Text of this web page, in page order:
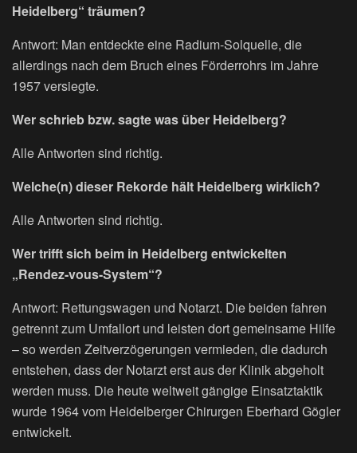
Heidelberg“ träumen?
Antwort: Man entdeckte eine Radium-Solquelle, die
allerdings nach dem Bruch eines Förderrohrs im Jahre
1957 versiegte.
Wer schrieb bzw. sagte was über Heidelberg?
Alle Antworten sind richtig.
Welche(n) dieser Rekorde hält Heidelberg wirklich?
Alle Antworten sind richtig.
Wer trifft sich beim in Heidelberg entwickelten
„Rendez-vous-System“?
Antwort: Rettungswagen und Notarzt. Die beiden fahren
getrennt zum Umfallort und leisten dort gemeinsame Hilfe
– so werden Zeitverzögerungen vermieden, die dadurch
entstehen, dass der Notarzt erst aus der Klinik abgeholt
werden muss. Die heute weltweit gängige Einsatztaktik
wurde 1964 vom Heidelberger Chirurgen Eberhard Gögler
entwickelt.